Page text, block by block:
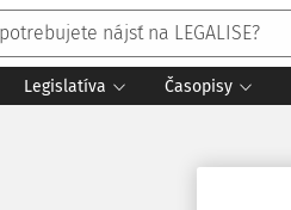
Legislatíva Časopisy